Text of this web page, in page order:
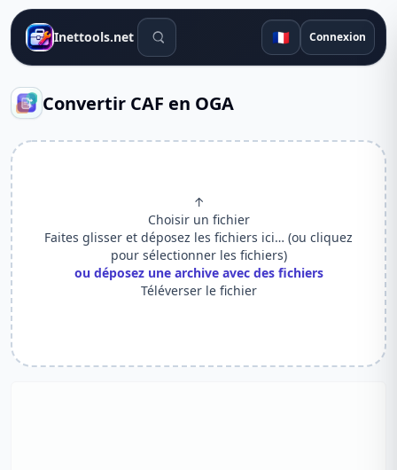
Inettools.net Outils de recherche 🇫🇷 Connexion
Convertir CAF en OGA
↑
Choisir un fichier
Faites glisser et déposez les fichiers ici… (ou cliquez
pour sélectionner les fichiers)
ou déposez une archive avec des fichiers
Téléverser le fichier